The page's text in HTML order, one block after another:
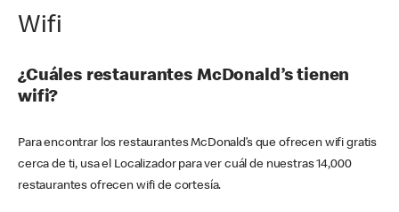
Wifi
¿Cuáles restaurantes McDonald’s tienen
wifi?
Para encontrar los restaurantes McDonald’s que ofrecen wifi gratis
cerca de ti, usa el Localizador para ver cuál de nuestras 14,000
restaurantes ofrecen wifi de cortesía.